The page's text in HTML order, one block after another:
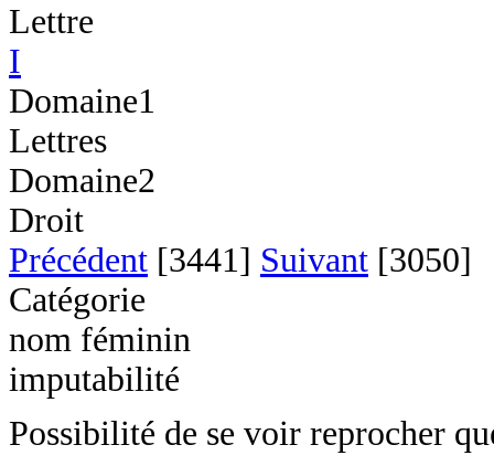
Lettre
I
Domaine1
Lettres
Domaine2
Droit
Précédent [3441] Suivant [3050]
Catégorie
nom féminin
imputabilité
Possibilité de se voir reprocher